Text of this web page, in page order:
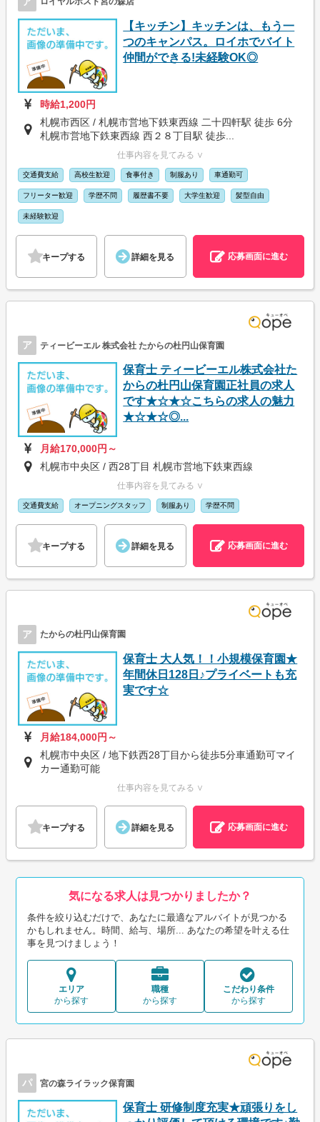
【キッチン】キッチンは、もう一
つのキャンパス。ロイホでバイト
仲間ができる!未経験OK◎
時給1,200円
札幌市西区 / 札幌市営地下鉄東西線 二十四軒駅 徒歩 6分
札幌市営地下鉄東西線 西２８丁目駅 徒歩...
仕事内容を見てみる ∨
交通費支給 高校生歓迎 食事付き 制服あり 車通勤可
フリーター歓迎 学歴不問 履歴書不要 大学生歓迎 髪型自由
未経験歓迎
キープする 詳細を見る 応募画面に進む
ア ティービーエル 株式会社 たからの杜円山保育園
保育士 ティービーエル株式会社た
からの杜円山保育園正社員の求人
です★☆★☆こちらの求人の魅力
★☆★☆◎...
月給170,000円～
札幌市中央区 / 西28丁目 札幌市営地下鉄東西線
仕事内容を見てみる ∨
交通費支給 オープニングスタッフ 制服あり 学歴不問
キープする 詳細を見る 応募画面に進む
ア たからの杜円山保育園
保育士 大人気！！小規模保育園★
年間休日128日♪プライベートも充
実です☆
月給184,000円～
札幌市中央区 / 地下鉄西28丁目から徒歩5分車通勤可マイ
カー通勤可能
仕事内容を見てみる ∨
キープする 詳細を見る 応募画面に進む
気になる求人は見つかりましたか？
条件を絞り込むだけで、あなたに最適なアルバイトが見つかる
かもしれません。時間、給与、場所... あなたの希望を叶える仕
事を見つけましょう！
エリア
から探す
職種
から探す
こだわり条件
から探す
パ 宮の森ライラック保育園
保育士 研修制度充実★頑張りをし